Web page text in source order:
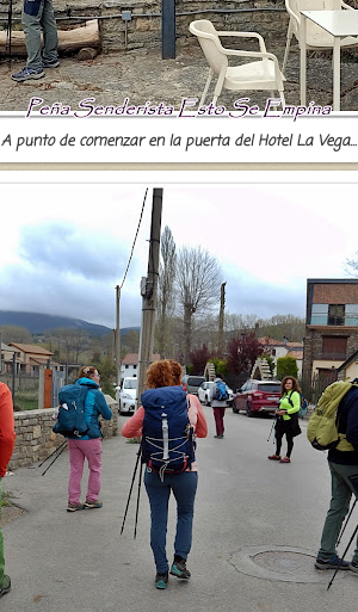
A punto de comenzar en la puerta del Hotel La Vega...